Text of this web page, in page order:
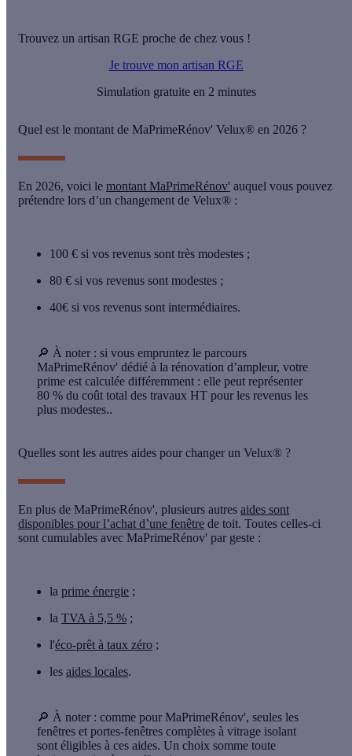
Trouvez un artisan RGE proche de chez vous !
Je trouve mon artisan RGE
Simulation gratuite en 2 minutes
Quel est le montant de MaPrimeRénov' Velux® en 2026 ?
En 2026, voici le montant MaPrimeRénov' auquel vous pouvez
prétendre lors d’un changement de Velux® :
100 € si vos revenus sont très modestes ;
80 € si vos revenus sont modestes ;
40€ si vos revenus sont intermédiaires.
🔎 À noter : si vous empruntez le parcours
MaPrimeRénov' dédié à la rénovation d’ampleur, votre
prime est calculée différemment : elle peut représenter
80 % du coût total des travaux HT pour les revenus les
plus modestes..
Quelles sont les autres aides pour changer un Velux® ?
En plus de MaPrimeRénov', plusieurs autres aides sont
disponibles pour l’achat d’une fenêtre de toit. Toutes celles-ci
sont cumulables avec MaPrimeRénov' par geste :
la prime énergie ;
la TVA à 5,5 % ;
l'éco-prêt à taux zéro ;
les aides locales.
🔎 À noter : comme pour MaPrimeRénov', seules les
fenêtres et portes-fenêtres complètes à vitrage isolant
sont éligibles à ces aides. Un choix somme toute